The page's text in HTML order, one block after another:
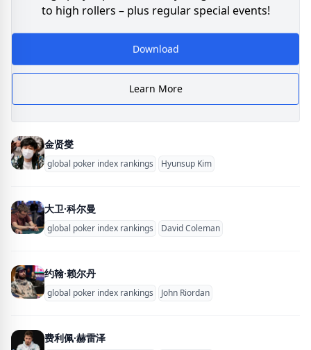
to high rollers – plus regular special events!
Download
Learn More
金贤燮
global poker index rankings Hyunsup Kim
大卫·科尔曼
global poker index rankings David Coleman
约翰·赖尔丹
global poker index rankings John Riordan
费利佩·赫雷泽